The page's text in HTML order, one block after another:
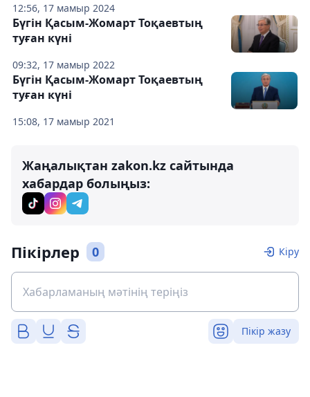
12:56, 17 мамыр 2024
09:32, 17 мамыр 2022
Бүгін Қасым-Жомарт Тоқаевтың
туған күні
15:08, 17 мамыр 2021
Бүгін Қасым-Жомарт Тоқаевтың
туған күні
Жаңалықтан zakon.kz сайтында
хабардар болыңыз:
Пікірлер 0 Кіру
Пікір жазу